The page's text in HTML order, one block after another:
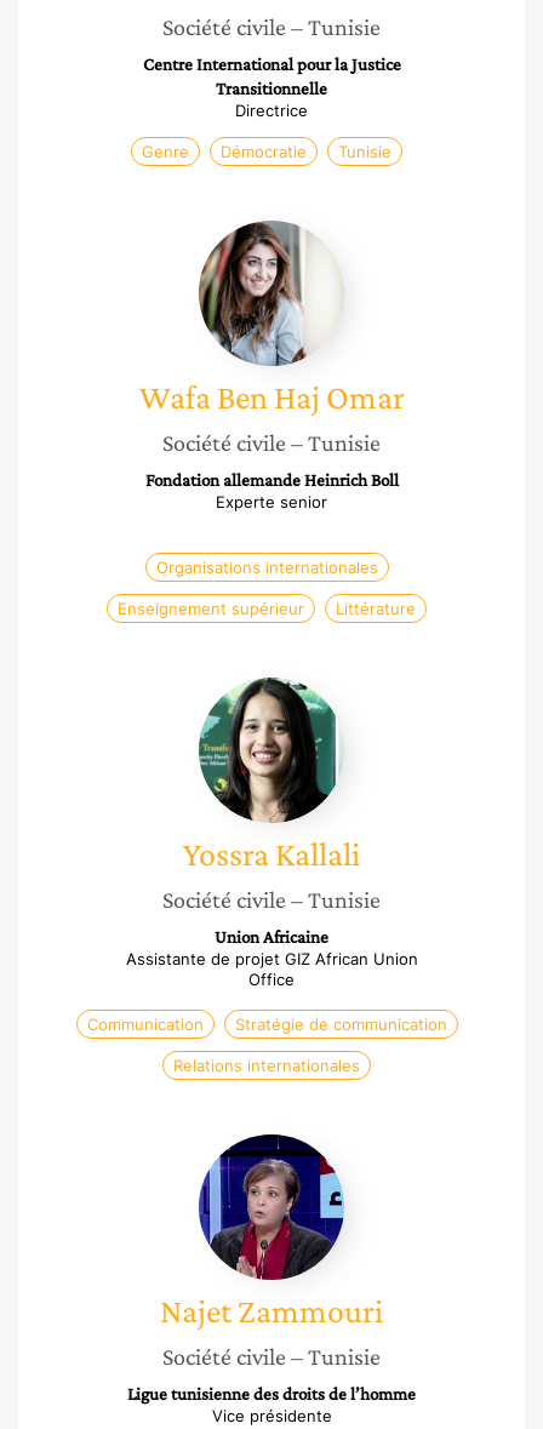
Société civile – Tunisie
Centre International pour la Justice
Transitionnelle
Directrice
Genre Démocratie Tunisie
Wafa
Ben
Haj
Omar
Wafa Ben Haj Omar
Société civile – Tunisie
Fondation allemande Heinrich Boll
Experte senior
Organisations internationales
Enseignement supérieur Littérature
Yossra
Kallali
YossraKallali
Société civile – Tunisie
Union Africaine
Assistante de projet GIZ African Union
Office
Communication Stratégie de communication
Relations internationales
Najet
Zammouri
NajetZammouri
Société civile – Tunisie
Ligue tunisienne des droits de l’homme
Vice présidente